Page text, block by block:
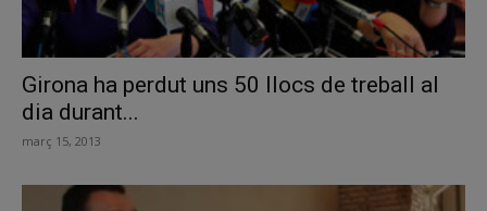
Girona ha perdut uns 50 llocs de treball al
dia durant...
març 15, 2013